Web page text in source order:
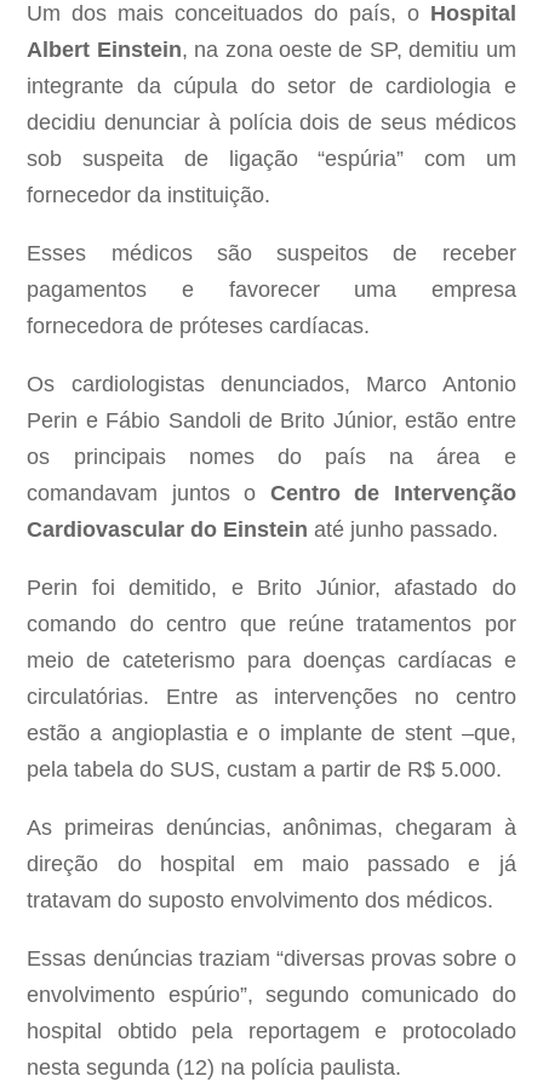
Um dos mais conceituados do país, oHospital
Albert Einstein, na zona oeste de SP, demitiu um
integrante da cúpula do setor de cardiologia e
decidiu denunciar à polícia dois de seus médicos
sob suspeita de ligação “espúria” com um
fornecedor da instituição.
Esses médicos são suspeitos de receber
pagamentos e favorecer uma empresa
fornecedora de próteses cardíacas.
Os cardiologistas denunciados, Marco Antonio
Perin e Fábio Sandoli de Brito Júnior, estão entre
os principais nomes do país na área e
comandavam juntos o Centro de Intervenção
Cardiovascular do Einstein até junho passado.
Perin foi demitido, e Brito Júnior, afastado do
comando do centro que reúne tratamentos por
meio de cateterismo para doenças cardíacas e
circulatórias. Entre as intervenções no centro
estão a angioplastia e o implante de stent –que,
pela tabela do SUS, custam a partir de R$ 5.000.
As primeiras denúncias, anônimas, chegaram à
direção do hospital em maio passado e já
tratavam do suposto envolvimento dos médicos.
Essas denúncias traziam “diversas provas sobre o
envolvimento espúrio”, segundo comunicado do
hospital obtido pela reportagem e protocolado
nesta segunda (12) na polícia paulista.